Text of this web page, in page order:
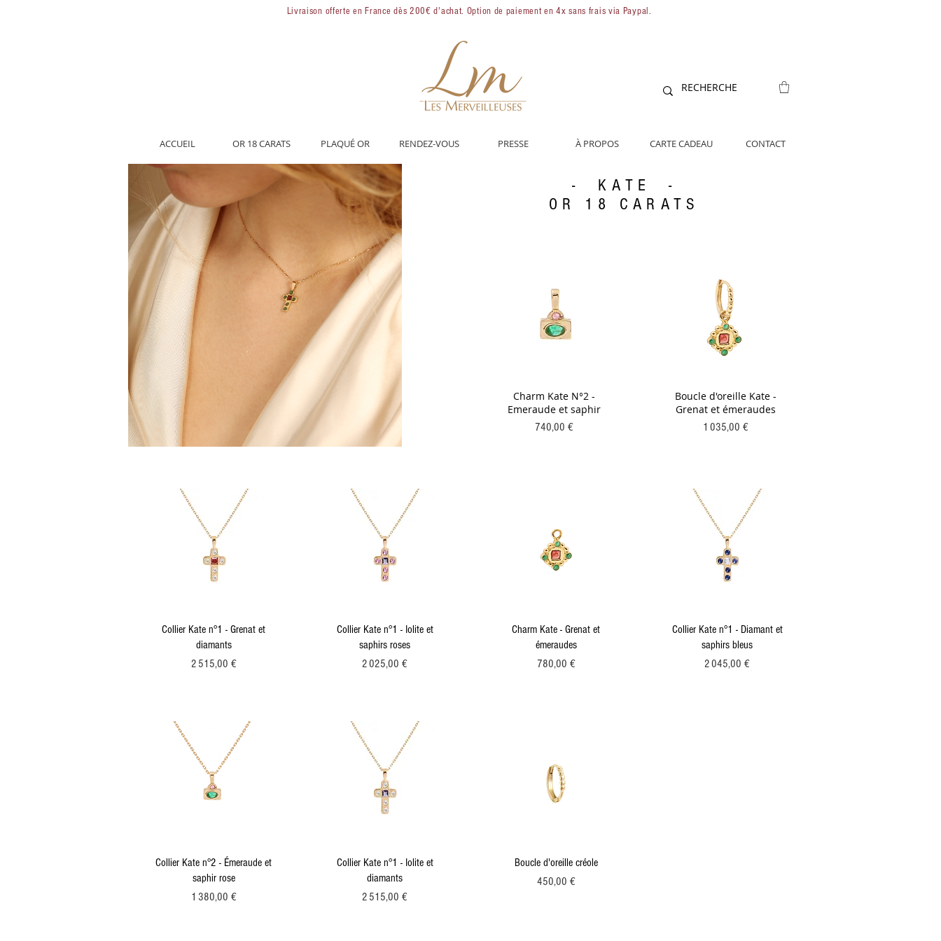
Livraison offerte en France dès 200€ d'achat. Option de paiement en 4x sans frais via Paypal.
ACCUEIL OR 18 CARATS PLAQUÉ OR RENDEZ-VOUS PRESSE À PROPOS CARTE CADEAU CONTACT
- KATE -
OR 18 CARATS
Charm Kate N°2 -
Emeraude et saphir
Prix
740,00 €
Boucle d'oreille Kate -
Grenat et émeraudes
Prix
1 035,00 €
Collier Kate n°1 - Grenat et
diamants
Prix
2 515,00 €
Collier Kate n°1 - Iolite et
saphirs roses
Prix
2 025,00 €
Charm Kate - Grenat et
émeraudes
Prix
780,00 €
Collier Kate n°1 - Diamant et
saphirs bleus
Prix
2 045,00 €
Collier Kate n°2 - Émeraude et
saphir rose
Prix
1 380,00 €
Collier Kate n°1 - Iolite et
diamants
Prix
2 515,00 €
Boucle d'oreille créole
Prix
450,00 €